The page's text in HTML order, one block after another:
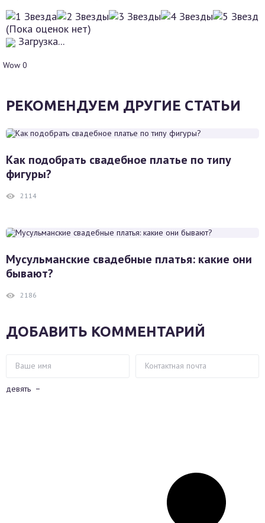
(Пока оценок нет)
Загрузка...
Wow 0
РЕКОМЕНДУЕМ ДРУГИЕ СТАТЬИ
Как подобрать свадебное платье по типу
фигуры?
2114
Мусульманские свадебные платья: какие они
бывают?
2186
ДОБАВИТЬ КОММЕНТАРИЙ
девять −